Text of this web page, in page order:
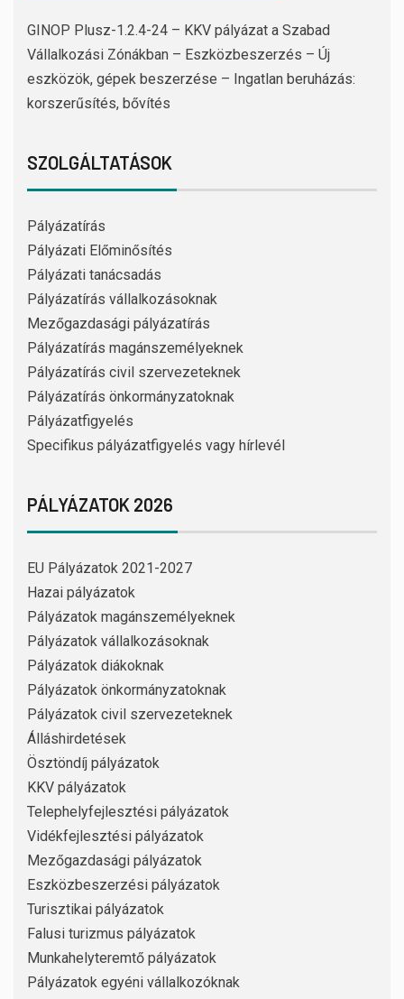
GINOP Plusz-1.2.4-24 – KKV pályázat a Szabad
Vállalkozási Zónákban – Eszközbeszerzés – Új
eszközök, gépek beszerzése – Ingatlan beruházás:
korszerűsítés, bővítés
SZOLGÁLTATÁSOK
Pályázatírás
Pályázati Előminősítés
Pályázati tanácsadás
Pályázatírás vállalkozásoknak
Mezőgazdasági pályázatírás
Pályázatírás magánszemélyeknek
Pályázatírás civil szervezeteknek
Pályázatírás önkormányzatoknak
Pályázatfigyelés
Specifikus pályázatfigyelés vagy hírlevél
PÁLYÁZATOK 2026
EU Pályázatok 2021-2027
Hazai pályázatok
Pályázatok magánszemélyeknek
Pályázatok vállalkozásoknak
Pályázatok diákoknak
Pályázatok önkormányzatoknak
Pályázatok civil szervezeteknek
Álláshirdetések
Ösztöndíj pályázatok
KKV pályázatok
Telephelyfejlesztési pályázatok
Vidékfejlesztési pályázatok
Mezőgazdasági pályázatok
Eszközbeszerzési pályázatok
Turisztikai pályázatok
Falusi turizmus pályázatok
Munkahelyteremtő pályázatok
Pályázatok egyéni vállalkozóknak